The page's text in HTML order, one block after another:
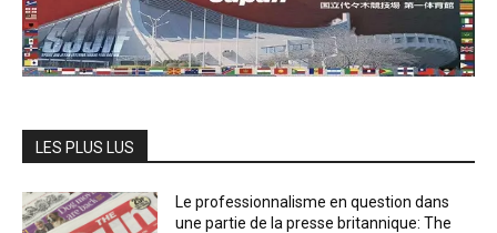
LES PLUS LUS
Le professionnalisme en question dans
une partie de la presse britannique: The